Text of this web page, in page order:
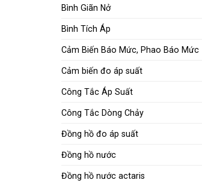
Bình Giãn Nở
Bình Tích Áp
Cảm Biến Báo Mức, Phao Báo Mức
Cảm biến đo áp suất
Công Tắc Áp Suất
Công Tắc Dòng Chảy
Đồng hồ đo áp suất
Đồng hồ nước
Đồng hồ nước actaris